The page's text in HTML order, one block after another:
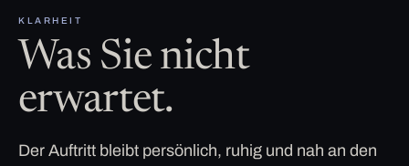
KLARHEIT
Was Sie nicht
erwartet.
Der Auftritt bleibt persönlich, ruhig und nah an den